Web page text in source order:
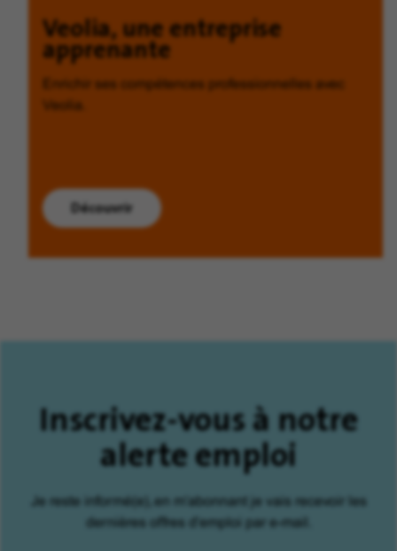
Veolia, une entreprise
apprenante
Enrichir ses compétences professionnelles avec
Veolia.
Découvrir
Inscrivez-vous à notre
alerte emploi
Je reste informé(e), en m'abonnant je vais recevoir les
dernières offres d'emploi par e-mail.